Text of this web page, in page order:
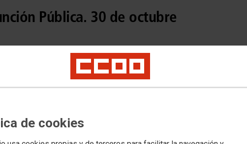
de cookies
Pública. 30 de octubre